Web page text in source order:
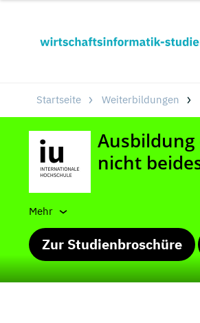
Startseite Weiterbildungen
Mehr
Zur Studienbroschüre